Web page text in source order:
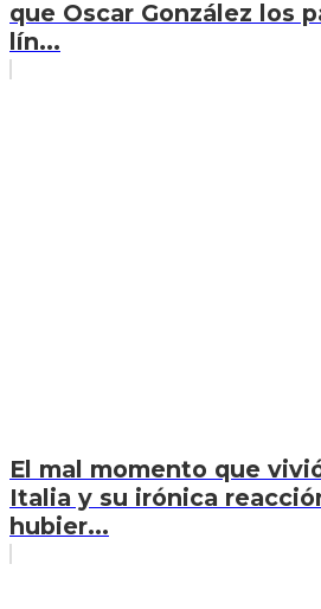
que Oscar González los
lín...
El mal momento que
Italia y su irónica
hubier...